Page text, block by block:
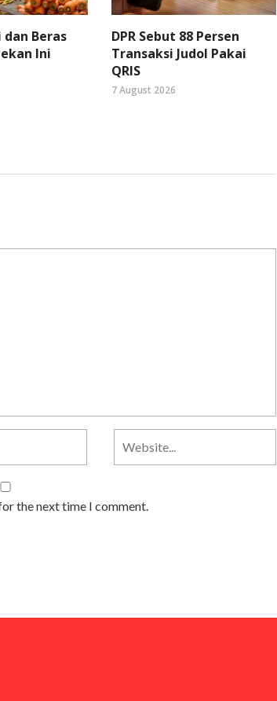
dan Beras
Ini
DPR Sebut 88 Persen
Transaksi Judol Pakai
QRIS
7 August 2026
the next time I comment.